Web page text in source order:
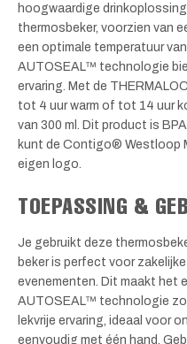
hoogwaardige
thermosbeker, voorzien van
een optimale temperatuur
AUTOSEAL™ technologie
ervaring. Met de
tot 4 uur warm of tot 14 uur
van 300 ml. Dit product is
kunt de Contigo® Westloop
eigen logo.
TOEPASSING &
Je gebruikt deze
beker is perfect voor
evenementen. Dit maakt het
AUTOSEAL™ technologie
lekvrije ervaring, ideaal voor
eenvoudig met één hand.